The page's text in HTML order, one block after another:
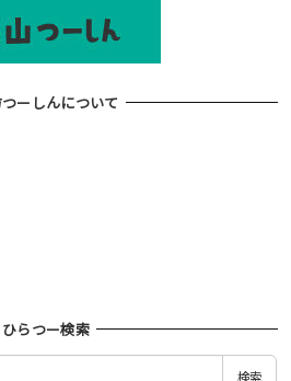
ーしんについて
ひらつー検索
検索